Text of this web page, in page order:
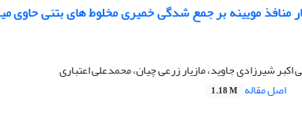
منافذ مویینه بر جمع شدگی خمیری مخلوط های بتنی حاوی
شیرزادی جاوید، مازیار زرعی چیان، محمدعلی اعتباری
اصل مقاله 1.18 M